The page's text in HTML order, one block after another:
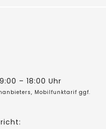
– 18:00 Uhr
Mobilfunktarif ggf.